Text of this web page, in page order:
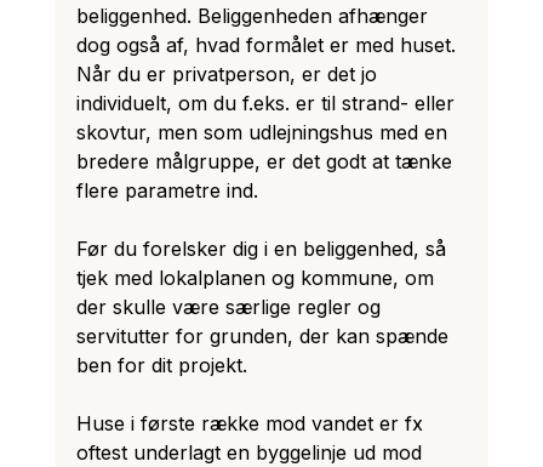
beliggenhed. Beliggenheden afhænger
dog også af, hvad formålet er med huset.
Når du er privatperson, er det jo
individuelt, om du f.eks. er til strand- eller
skovtur, men som udlejningshus med en
bredere målgruppe, er det godt at tænke
flere parametre ind.
Før du forelsker dig i en beliggenhed, så
tjek med lokalplanen og kommune, om
der skulle være særlige regler og
servitutter for grunden, der kan spænde
ben for dit projekt.
Huse i første række mod vandet er fx
oftest underlagt en byggelinje ud mod